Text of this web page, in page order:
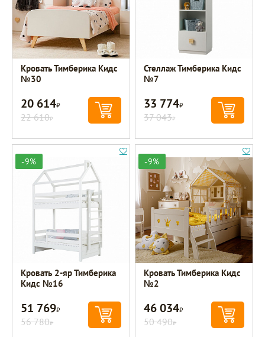
Кровать Тимберика Кидс
№30
20 614Р
22 610Р
Стеллаж Тимберика Кидс
№7
33 774Р
37 043Р
-9%
Кровать 2-яр Тимберика
Кидс №16
51 769Р
56 780Р
-9%
Кровать Тимберика Кидс
№2
46 034Р
50 490Р